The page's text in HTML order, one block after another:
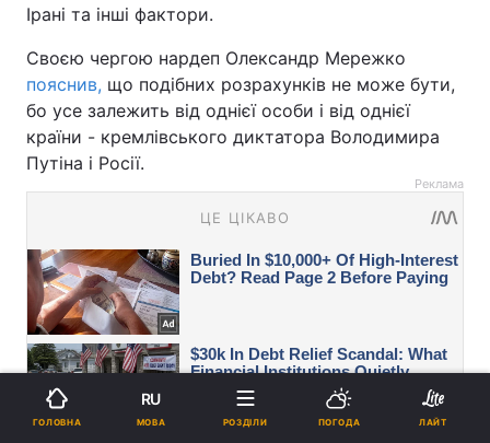
Ірані та інші фактори.
Своєю чергою нардеп Олександр Мережко
пояснив, що подібних розрахунків не може бути,
бо усе залежить від однієї особи і від однієї
країни - кремлівського диктатора Володимира
Путіна і Росії.
Реклама
ГОЛОВНА
RU
МОВА РОЗДІЛИ ПОГОДА ЛАЙТ